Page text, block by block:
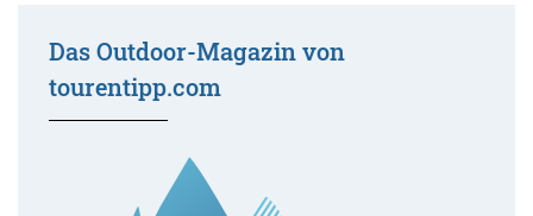
Das Outdoor-Magazin von
tourentipp.com